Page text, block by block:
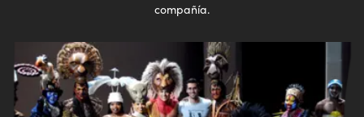
compañía.